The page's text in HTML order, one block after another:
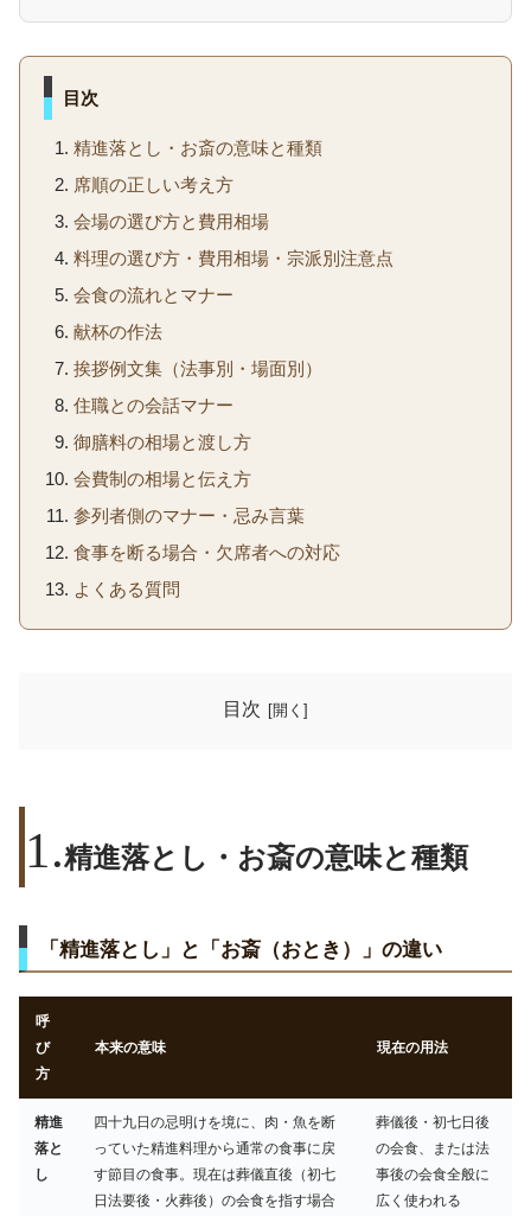
目次
精進落とし・お斎の意味と種類
席順の正しい考え方
会場の選び方と費用相場
料理の選び方・費用相場・宗派別注意点
会食の流れとマナー
献杯の作法
挨拶例文集（法事別・場面別）
住職との会話マナー
御膳料の相場と渡し方
会費制の相場と伝え方
参列者側のマナー・忌み言葉
食事を断る場合・欠席者への対応
よくある質問
目次
精進落とし・お斎の意味と種類
「精進落とし」と「お斎（おとき）」の違い
呼
び
方
本来の意味 現在の用法
精進
落と
し
四十九日の忌明けを境に、肉・魚を断
っていた精進料理から通常の食事に戻
す節目の食事。現在は葬儀直後（初七
日法要後・火葬後）の会食を指す場合
葬儀後・初七日後
の会食、または法
事後の会食全般に
広く使われる